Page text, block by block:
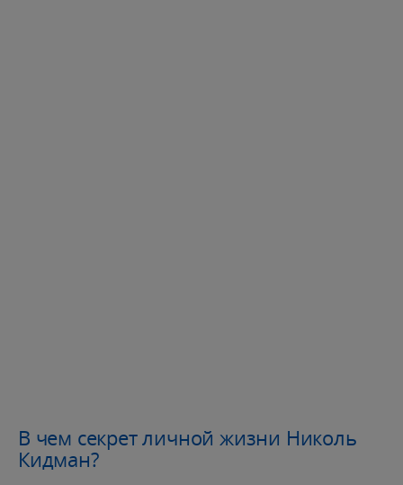
В чем секрет личной жизни Николь
Кидман?